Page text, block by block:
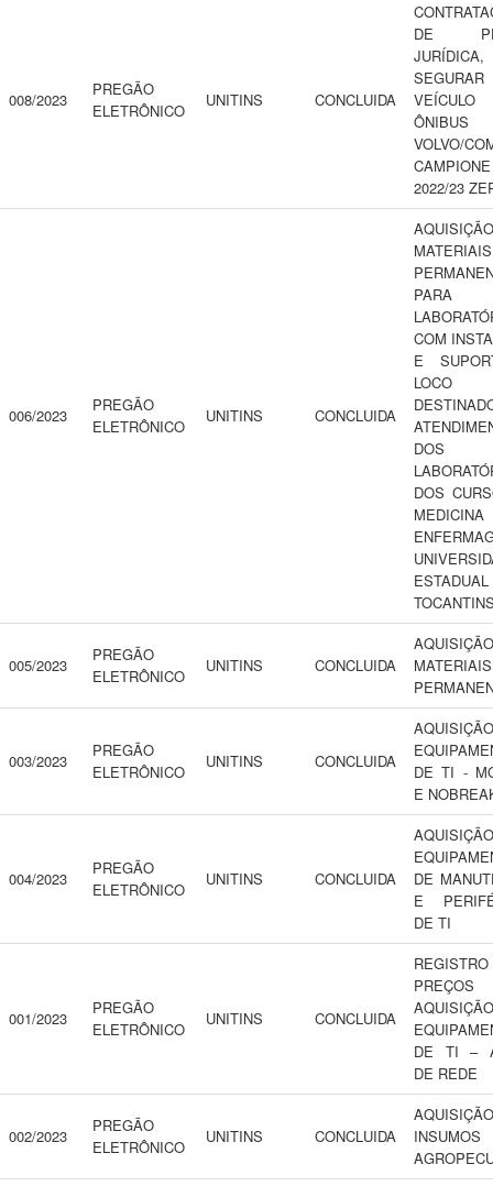
008/2023
PREGÃO
ELETRÔNICO
UNITINS CONCLUIDA
DE
ÔNIBUS
VOLVO/
2022/23
006/2023
PREGÃO
ELETRÔNICO
UNITINS CONCLUIDA
MATERIAIS
PARA
COM
E
LOCO
DOS
DOS
005/2023
PREGÃO
ELETRÔNICO
UNITINS CONCLUIDA
MATERIAIS
003/2023
PREGÃO
ELETRÔNICO
UNITINS CONCLUIDA
DE TI -
E
004/2023
PREGÃO
ELETRÔNICO
UNITINS CONCLUIDA
DE
E
DE TI
001/2023
PREGÃO
ELETRÔNICO
UNITINS CONCLUIDA
DE TI –
DE REDE
002/2023
PREGÃO
ELETRÔNICO
UNITINS CONCLUIDA
INSUMOS